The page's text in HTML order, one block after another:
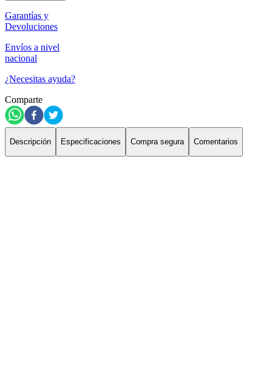
Garantías y
Devoluciones
Envíos a nivel
nacional
¿Necesitas ayuda?
Comparte
Descripción Especificaciones Compra segura Comentarios